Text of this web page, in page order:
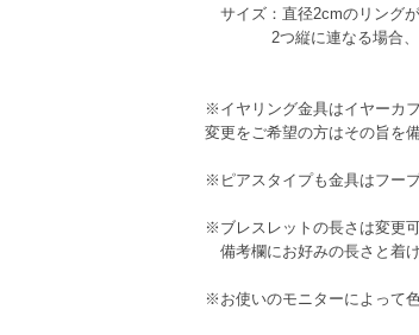
サイズ：直径2cmのリング
2つ縦に連なる場合、モ
※イヤリング金具はイヤーカ
変更をご希望の方はその旨を
※ピアスタイプも金具はフー
※ブレスレットの長さは変更可
備考欄にお好みの長さと着
※お使いのモニターによって